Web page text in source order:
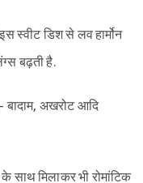
डिश से लव हार्मोन
बढ़ती है.
अखरोट आदि
साथ मिलाकर भी रोमांटिक